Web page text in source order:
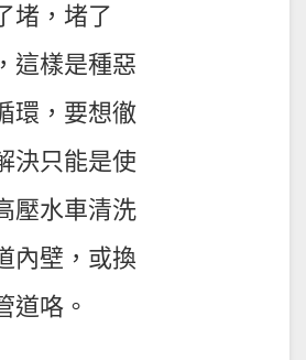
堵，堵了
這樣是種惡
環，要想徹
決只能是使
壓水車清洗
內壁，或換
道咯。